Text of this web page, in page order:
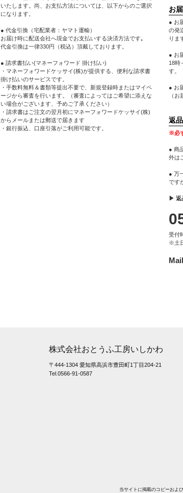
いたします。尚、お支払方法については、以下からのご選択
になります。
● 代金引換（宅配業者：ヤマト運輸）
お届け時に配送会社へ現金でお支払いする決済方法です｡
代金引換は一律330円（税込）頂戴しております。
● 請求書払い(マネーフォワード 掛け払い)
・マネーフォワードケッサイ(株)が提供する、便利な請求書
掛け払いのサービスです。
・手数料無料＆書類等提出不要で、新規登録時またはマイペ
ージから審査を行います。（審査によってはご希望に添えな
い場合がございます、予めご了承ください）
・請求書はご注文の翌月初にマネーフォワードケッサイ(株)
からメールまたは郵送で届きます
・銀行振込、口座引落がご利用可能です。
お
● お
の発
りま
● お
18時
す。
● お
（
返
※必
● 商
外は
● 万
です
▶ 返
受付
※土
株式会社おとうふ工房いしかわ
〒444-1304 愛知県高浜市豊田町1丁目204-21
Tel.0566-91-0587
当サイトに掲載のコピーおよ